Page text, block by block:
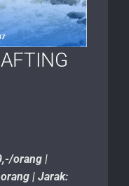
orang |
| Jarak: